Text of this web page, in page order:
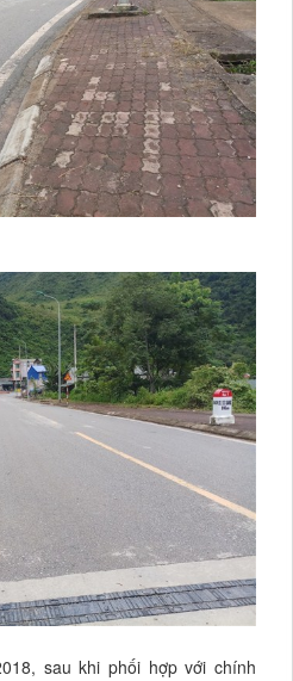
sau khi phối hợp với chính